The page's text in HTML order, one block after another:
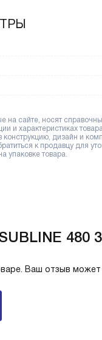
сайте, носят
и характеристиках
дизайн и
к продавцу для
упаковке товара.
480
Ваш отзыв может